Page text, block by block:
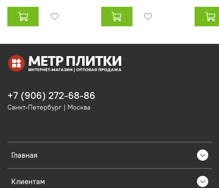
Главная
Клиентам
+7 (906) 272-68-86
Санкт-Петербург | Москва